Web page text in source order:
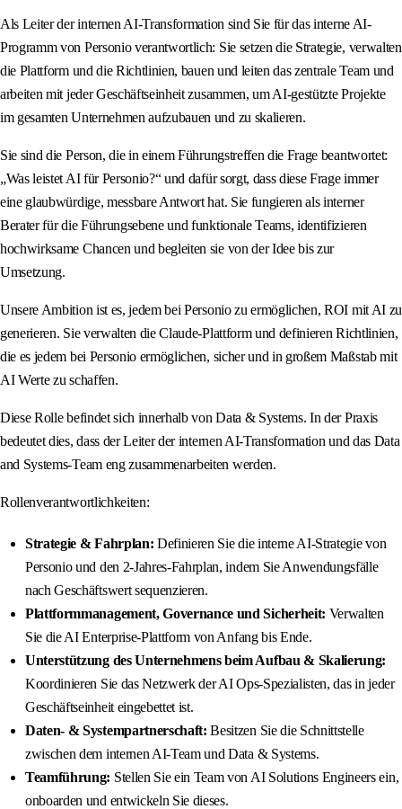
Als Leiter der internen AI-Transformation sind Sie für das interne AI-
Programm von Personio verantwortlich: Sie setzen die Strategie, verwalten
die Plattform und die Richtlinien, bauen und leiten das zentrale Team und
arbeiten mit jeder Geschäftseinheit zusammen, um AI-gestützte Projekte
im gesamten Unternehmen aufzubauen und zu skalieren.
Sie sind die Person, die in einem Führungstreffen die Frage beantwortet:
„Was leistet AI für Personio?“ und dafür sorgt, dass diese Frage immer
eine glaubwürdige, messbare Antwort hat. Sie fungieren als interner
Berater für die Führungsebene und funktionale Teams, identifizieren
hochwirksame Chancen und begleiten sie von der Idee bis zur
Umsetzung.
Unsere Ambition ist es, jedem bei Personio zu ermöglichen, ROI mit AI zu
generieren. Sie verwalten die Claude-Plattform und definieren Richtlinien,
die es jedem bei Personio ermöglichen, sicher und in großem Maßstab mit
AI Werte zu schaffen.
Diese Rolle befindet sich innerhalb von Data & Systems. In der Praxis
bedeutet dies, dass der Leiter der internen AI-Transformation und das Data
and Systems-Team eng zusammenarbeiten werden.
Rollenverantwortlichkeiten:
Strategie & Fahrplan: Definieren Sie die interne AI-Strategie von
Personio und den 2-Jahres-Fahrplan, indem Sie Anwendungsfälle
nach Geschäftswert sequenzieren.
Plattformmanagement, Governance und Sicherheit: Verwalten
Sie die AI Enterprise-Plattform von Anfang bis Ende.
Unterstützung des Unternehmens beim Aufbau & Skalierung:
Koordinieren Sie das Netzwerk der AI Ops-Spezialisten, das in jeder
Geschäftseinheit eingebettet ist.
Daten- & Systempartnerschaft: Besitzen Sie die Schnittstelle
zwischen dem internen AI-Team und Data & Systems.
Teamführung: Stellen Sie ein Team von AI Solutions Engineers ein,
onboarden und entwickeln Sie dieses.